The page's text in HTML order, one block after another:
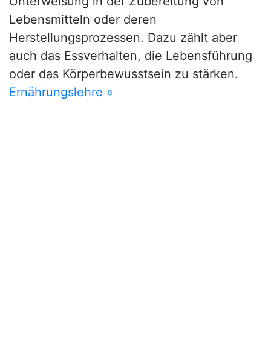
Lebensmitteln oder deren
Herstellungsprozessen. Dazu zählt aber
auch das Essverhalten, die Lebensführung
oder das Körperbewusstsein zu stärken.
Ernährungslehre »